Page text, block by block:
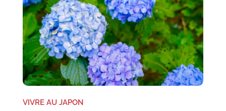
VIVRE AU JAPON